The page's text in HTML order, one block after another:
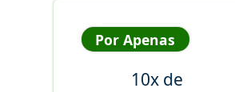
Por Apenas
10x de